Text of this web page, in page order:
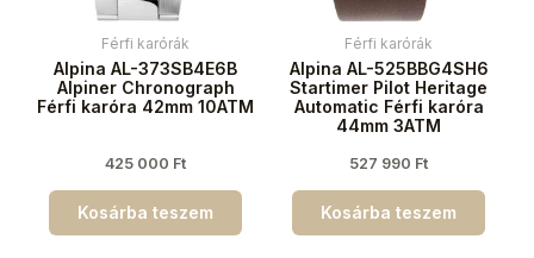
Férfi karórák
Alpina AL-373SB4E6B
Alpiner Chronograph
Férfi karóra 42mm 10ATM
425 000 Ft
Kosárba teszem
Férfi karórák
Alpina AL-525BBG4SH6
Startimer Pilot Heritage
Automatic Férfi karóra
44mm 3ATM
527 990 Ft
Kosárba teszem